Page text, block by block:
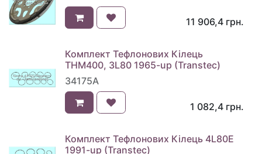
11 906,4 грн.
Комплект Тефлонових Кілець
THM400, 3L80 1965-up (Transtec)
34175A
1 082,4 грн.
Комплект Тефлонових Кілець 4L80E
1991-up (Transtec)